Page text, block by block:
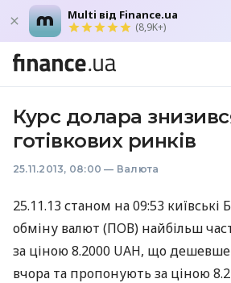
Multi від Finance.ua
(8,9K+)
Курс долара
готівкових ринків
25.11.2013, 08:00 — Валюта
25.11.13 станом на 09:53
обміну валют (ПОВ) найбільш
за ціною 8.2000 UAH, що дешевше
вчора та пропонують за ціною